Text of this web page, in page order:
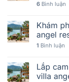
6 Bình luận
Khám
angel
1 Bình luận
Lắp
villa